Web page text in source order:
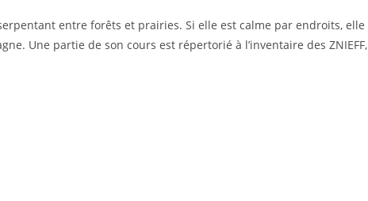
entre forêts et prairies. Si elle est calme par endroits, elle
Une partie de son cours est répertorié à l’inventaire des ZNIEFF,